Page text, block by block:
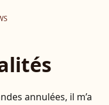
annulées, il m’a